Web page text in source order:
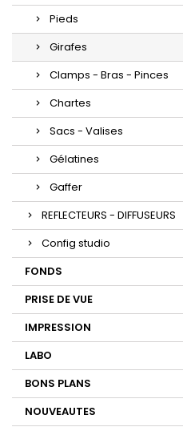
Pieds
Girafes
Clamps - Bras - Pinces
Chartes
Sacs - Valises
Gélatines
Gaffer
REFLECTEURS - DIFFUSEURS
Config studio
FONDS
PRISE DE VUE
IMPRESSION
LABO
BONS PLANS
NOUVEAUTES